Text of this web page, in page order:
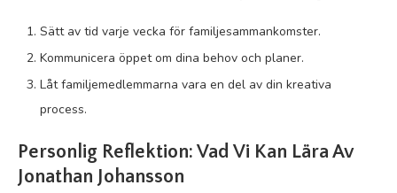
Sätt av tid varje vecka för familjesammankomster.
Kommunicera öppet om dina behov och planer.
Låt familjemedlemmarna vara en del av din kreativa
process.
Personlig Reflektion: Vad Vi Kan Lära Av
Jonathan Johansson